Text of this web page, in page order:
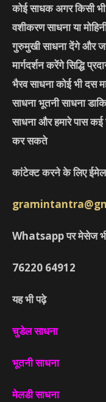
कोई साधक अगर किसी भी
वशीकरण साधना या
गुरुमुखी साधना देंगे और
मार्गदर्शन करेंगे सिद्धि
भैरव साधना कोई भी दस
साधना भूतनी साधना
साधना और हमारे पास कई
कर सकते
कांटेक्ट करने के लिए ईमेल
Whatsapp पर मेसेज
76220 64912
यह भी पढ़े
चुडेल साधना
भूतनी साधना
मेलडी साधना